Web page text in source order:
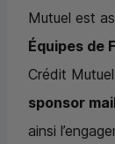
Mutuel est
Équipes de
Crédit
sponsor
ainsi